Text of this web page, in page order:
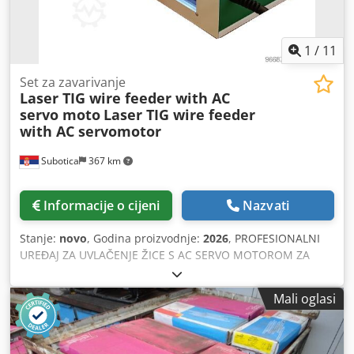
1 / 11
Subotica 367 km
Set za zavarivanje
Laser TIG wire feeder with AC
servo moto Laser TIG wire feeder
with AC servomotor
Informacije o cijeni Nazvati
Stanje: novo, Godina proizvodnje: 2026, PROFESIONALNI
UREĐAJ ZA UVLAČENJE ŽICE S AC SERVO MOTOROM ZA
LASERSKO I TIG ZAVARIVANJE Citronix profesionalni uređaj
za uvlačenje žice sa servo tehnologijom koristi AC servo
motor za pogon, što omogućuje izuzetno precizno
doziranje žice čak i pri vrlo niskim brzinama. Također
omogućuje postavljanje duljine povlačenja žice u „mm“, a
Mali oglasi